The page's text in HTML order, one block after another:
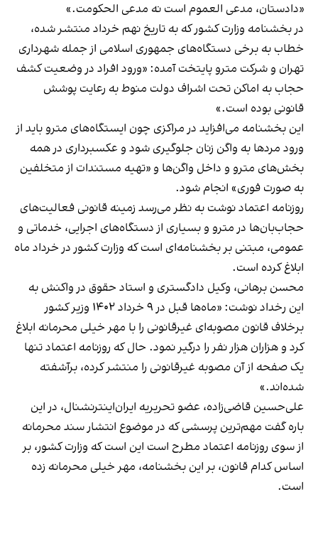
«دادستان، مدعی العموم است نه مدعی الحکومت.»
در بخشنامه وزارت کشور که به تاریخ نهم خرداد منتشر شده،
خطاب به برخی دستگاه‌های جمهوری اسلامی از جمله شهرداری
تهران و شرکت مترو پایتخت آمده: «ورود افراد در وضعیت کشف
حجاب به اماکن تحت اشراف دولت منوط به رعایت پوشش
قانونی بوده است.»
این بخشنامه می‌افزاید در مراکزی چون ایستگاه‌های مترو باید از
ورود مردها به واگن زنان جلوگیری شود و عکسبرداری در همه
بخش‌های مترو و داخل واگن‌ها و «تهیه مستندات از متخلفین
به صورت فوری» انجام شود.
روزنامه اعتماد نوشت به نظر می‌رسد زمینه قانونی فعالیت‌های
حجاب‌بان‌ها در مترو و بسیاری از دستگاه‌های اجرایی، خدماتی و
عمومی، مبتنی بر بخشنامه‌ای است که وزارت کشور در خرداد ماه
ابلاغ کرده است.
محسن برهانی، وکیل دادگستری و استاد حقوق درواکنش به
این رخداد
نوشت: «ماه‌ها قبل در ۹ خرداد ۱۴۰۲ وزیر کشور
برخلاف قانون مصوبه‌ای غیرقانونی را با مهر خیلی محرمانه ابلاغ
کرد و هزاران هزار نفر را درگیر نمود. حال که روزنامه اعتماد تنها
یک صفحه از آن مصوبه ‌غیرقانونی را منتشر کرده، برآشفته
شده‌اند.»
علی‌حسین قاضی‌زاده، عضو تحریریه ایران‌اینترنشنال، در این
باره گفت مهم‌ترین پرسشی که در موضوع انتشار سند محرمانه
از سوی روزنامه اعتماد مطرح است این است که وزارت کشور، بر
اساس کدام قانون، بر این بخشنامه، مهر خیلی محرمانه زده
است.